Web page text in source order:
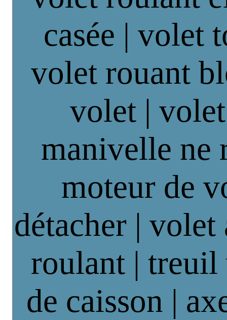
casée | volet
volet rouant
volet |
manivelle ne
moteur de
détacher | volet
roulant |
de caisson |